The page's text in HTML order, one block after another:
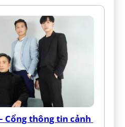
Cổng thông tin cảnh